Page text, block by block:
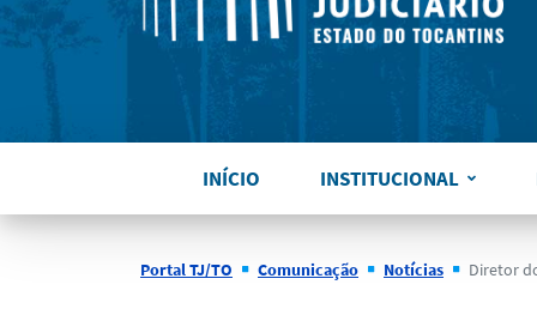
INÍCIO INSTITUCIONAL
Portal TJ/TO Comunicação Notícias Diretor do